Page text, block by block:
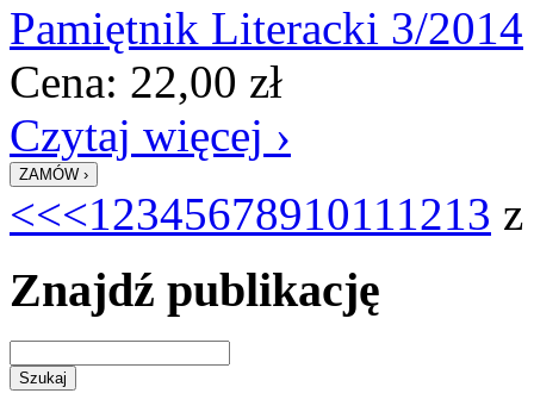
Pamiętnik Literacki 3/2014
Cena: 22,00 zł
Czytaj więcej ›
<<<12345678910111213
Znajdź publikację